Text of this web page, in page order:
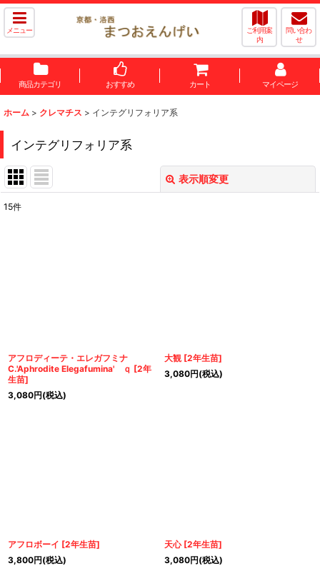
メニュー
ご利用案
内
問い合わ
せ
商品カテゴリ おすすめ カート マイページ
ホーム > クレマチス > インテグリフォリア系
インテグリフォリア系
表示順変更
15件
アフロディーテ・エレガフミナ
C.'Aphrodite Elegafumina' ｑ [2年
生苗]
3,080円(税込)
大観 [2年生苗]
3,080円(税込)
アフロボーイ [2年生苗]
3,800円(税込)
天心 [2年生苗]
3,080円(税込)